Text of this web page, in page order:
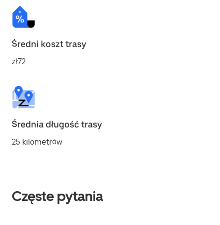
Średni koszt trasy
zł72
Średnia długość trasy
25 kilometrów
Częste pytania